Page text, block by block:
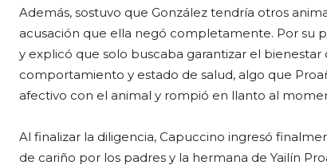
Además, sostuvo que González tendría otros
acusación que ella negó completamente. Por su
y explicó que solo buscaba garantizar el
comportamiento y estado de salud, algo que
afectivo con el animal y rompió en llanto al
Al finalizar la diligencia, Capuccino ingresó
de cariño por los padres y la hermana de Yailín